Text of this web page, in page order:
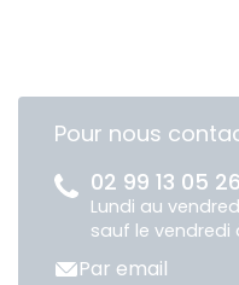
Pour nous
02 99 13 05 26
Lundi au
sauf le vendredi
Par email